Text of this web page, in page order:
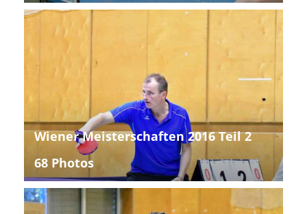
Wiener Meisterschaften 2016 Teil 2
68 Photos